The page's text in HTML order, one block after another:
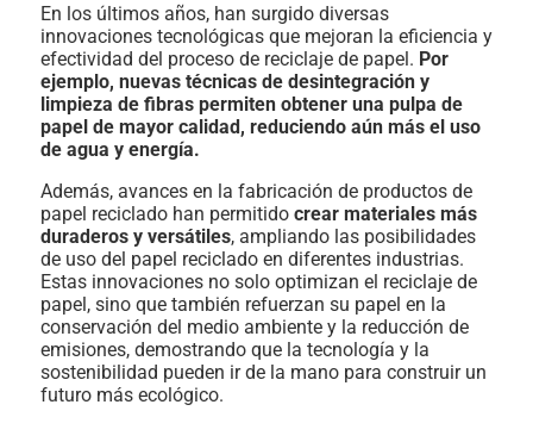
En los últimos años, han surgido diversas
innovaciones tecnológicas que mejoran la eficiencia y
efectividad del proceso de reciclaje de papel. Por
ejemplo, nuevas técnicas de desintegración y
limpieza de fibras permiten obtener una pulpa de
papel de mayor calidad, reduciendo aún más el uso
de agua y energía.
Además, avances en la fabricación de productos de
papel reciclado han permitido crear materiales más
duraderos y versátiles, ampliando las posibilidades
de uso del papel reciclado en diferentes industrias.
Estas innovaciones no solo optimizan el reciclaje de
papel, sino que también refuerzan su papel en la
conservación del medio ambiente y la reducción de
emisiones, demostrando que la tecnología y la
sostenibilidad pueden ir de la mano para construir un
futuro más ecológico.